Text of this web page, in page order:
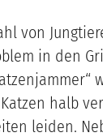
von
in den
halb
leiden.